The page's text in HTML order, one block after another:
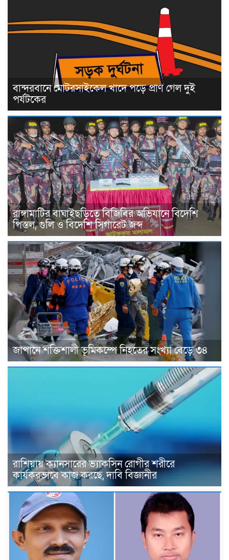
বান্দরবানে মোটরসাইকেল খাদে পড়ে প্রাণ গেল দুই
পর্যটকের
রাঙ্গামাটির বাঘাইছড়িতে বিজিবির অভিযানে বিদেশি
পিস্তল, গুলি ও বিদেশি সিগারেট জব্দ
জাপানে শক্তিশালী ভূমিকম্পে নিহতের সংখ্যা বেড়ে ৩৪
রাশিয়ায় ক্যানসারের ভ্যাকসিন রোগীর শরীরে
কার্যকরভাবে কাজ করছে, দাবি বিজ্ঞানীর